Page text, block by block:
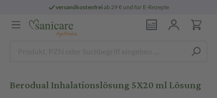
versandkostenfreiab 29 € und für E-Rezepte
Berodual Inhalationslösung 5X20 ml Lösung